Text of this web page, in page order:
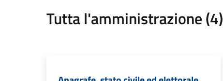
Tutta l'amministrazione (4)